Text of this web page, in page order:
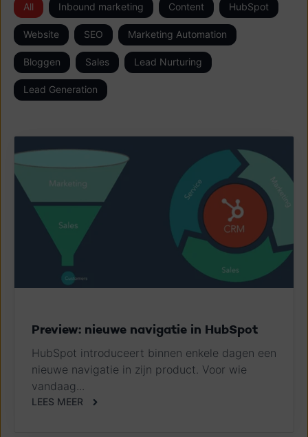
All Inbound marketing Content HubSpot
Website SEO Marketing Automation
Bloggen Sales Lead Nurturing
Lead Generation
Preview: nieuwe navigatie in HubSpot
HubSpot introduceert binnen enkele dagen een
nieuwe navigatie in zijn product. Voor wie
vandaag...
LEES MEER